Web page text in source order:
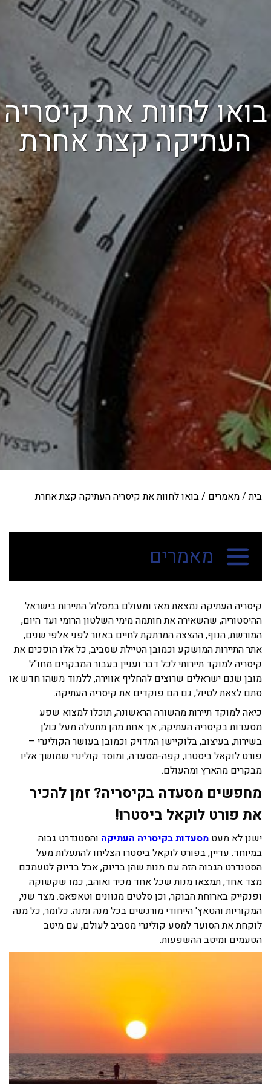
בואו לחוות את קיסריה
העתיקה קצת אחרת
בית/מאמרים /בואו לחוות את קיסריה העתיקה קצת אחרת
מאמרים
קיסריה העתיקה נמצאת מאז ומעולם במסלול התיירות בישראל.
ההיסטוריה, שהשאירה את חותמה מימי השלטון הרומי ועד היום,
המורשת, הנוף, ההצצה המרתקת לחיים באזור לפני אלפי שנים,
אתר התיירות המושקע וכמובן הטיילת שסביב, כל אלו הופכים את
קיסריה למוקד תיירותי לכל דבר ועניין בעבור המבקרים מחו"ל.
מובן שגם ישראלים שרוצים להחליף אווירה, ללמוד משהו חדש או
סתם לצאת לטיול, גם הם פוקדים את קיסריה העתיקה.
כיאה למוקד תיירות מהשורה הראשונה, תוכלו למצוא שפע
מסעדות בקיסריה העתיקה, אך אחת מהן מתעלה מעל כולן
בשירות, בעיצוב, בלוקיישן המדויק וכמובן בעושר הקולינרי –
פורט לוקאל ביסטרו, קפה-מסעדה, ומוסד קולינרי שמושך אליו
מבקרים מהארץ ומהעולם.
מחפשים מסעדה בקיסריה? זמן להכיר
את פורט לוקאל ביסטרו!
ישנן לא מעט מסעדות בקיסריה העתיקה והסטנדרט גבוה
במיוחד. עדיין, בפורט לוקאל ביסטרו הצליחו להתעלות מעל
הסטנדרט הגבוה הזה עם מנות שהן בדיוק, אבל בדיוק לטעמכם.
מצד אחד, תמצאו מנות שכל אחד מכיר ואוהב, כמו שקשוקה
ופנקייק בארוחת הבוקר, וכן סלטים מגוונים וטאפאס. מצד שני,
המקוריות והטאץ' הייחודי מורגשים בכל מנה ומנה. כלומר, כל מנה
לוקחת את הסועד למסע קולינרי מסביב לעולם, עם מיטב
הטעמים ומיטב ההשפעות.